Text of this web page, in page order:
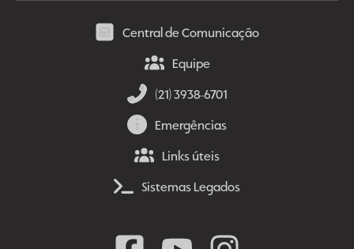
Central de Comunicação
Equipe
(21) 3938-6701
Emergências
Links úteis
Sistemas Legados